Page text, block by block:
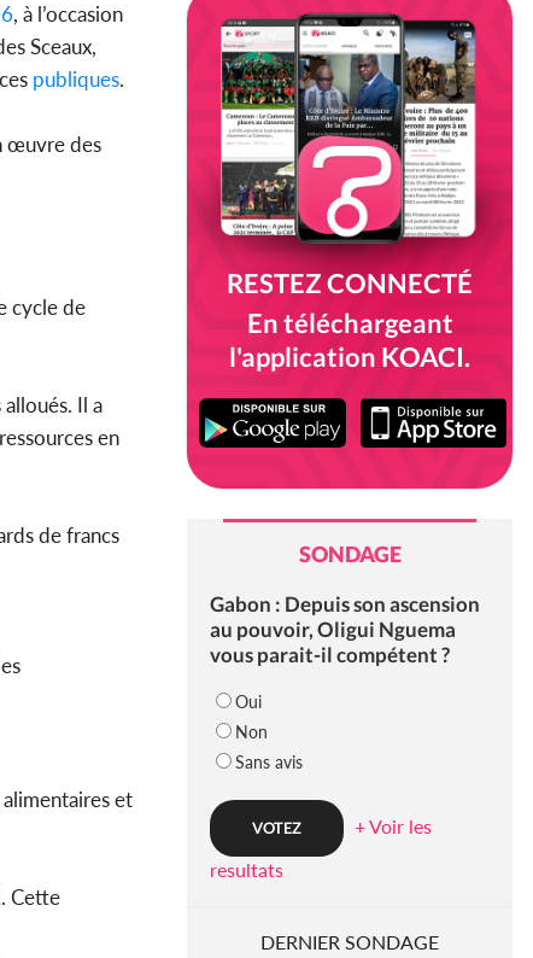
, à l’occasion
Sceaux,
publiques.
œuvre des
cycle de
Il a
en
de francs
et
Cette
RESTEZ CONNECTÉ
En téléchargeant
l'application KOACI.
SONDAGE
Gabon : Depuis son ascension
au pouvoir, Oligui Nguema
vous parait-il compétent ?
Oui
Non
Sans avis
+ Voir les
resultats
DERNIER SONDAGE